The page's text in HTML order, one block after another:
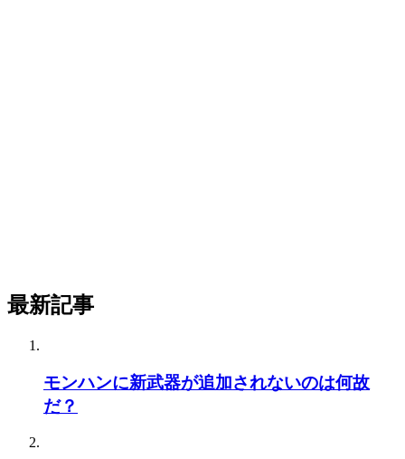
最新記事
モンハンに新武器が追加されないのは何故
だ？